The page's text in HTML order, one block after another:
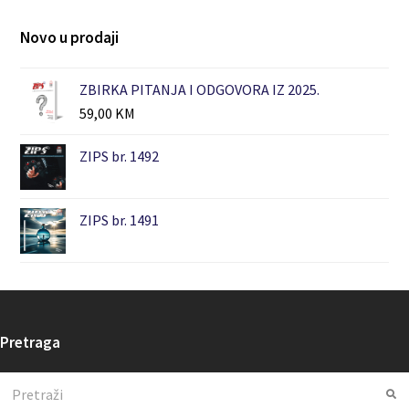
Novo u prodaji
ZBIRKA PITANJA I ODGOVORA IZ 2025.
59,00 KM
ZIPS br. 1492
ZIPS br. 1491
Pretraga